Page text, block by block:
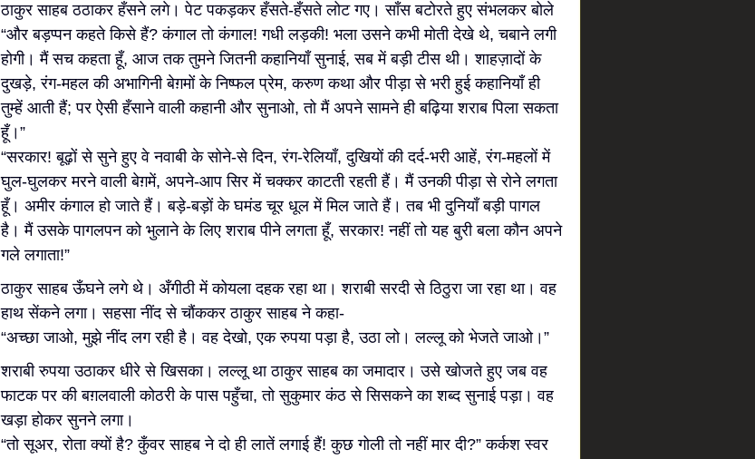
ठाकुर साहब ठठाकर हँसने लगे। पेट पकड़कर हँसते-हँसते लोट गए। साँस बटोरते हुए संभलकर बोले
“और बड़प्पन कहते किसे हैं? कंगाल तो कंगाल! गधी लड़की! भला उसने कभी मोती देखे थे, चबाने लगी
होगी। मैं सच कहता हूँ, आज तक तुमने जितनी कहानियाँ सुनाई, सब में बड़ी टीस थी। शाहज़ादों के
दुखड़े, रंग-महल की अभागिनी बेग़मों के निष्फल प्रेम, करुण कथा और पीड़ा से भरी हुई कहानियाँ ही
तुम्हें आती हैं; पर ऐसी हँसाने वाली कहानी और सुनाओ, तो मैं अपने सामने ही बढ़िया शराब पिला सकता
हूँ।”
“सरकार! बूढ़ों से सुने हुए वे नवाबी के सोने-से दिन, रंग-रेलियाँ, दुखियों की दर्द-भरी आहें, रंग-महलों में
घुल-घुलकर मरने वाली बेग़में, अपने-आप सिर में चक्कर काटती रहती हैं। मैं उनकी पीड़ा से रोने लगता
हूँ। अमीर कंगाल हो जाते हैं। बड़े-बड़ों के घमंड चूर धूल में मिल जाते हैं। तब भी दुनियाँ बड़ी पागल
है। मैं उसके पागलपन को भुलाने के लिए शराब पीने लगता हूँ, सरकार! नहीं तो यह बुरी बला कौन अपने
गले लगाता!”
ठाकुर साहब ऊँघने लगे थे। अँगीठी में कोयला दहक रहा था। शराबी सरदी से ठिठुरा जा रहा था। वह
हाथ सेंकने लगा। सहसा नींद से चौंककर ठाकुर साहब ने कहा-
“अच्छा जाओ, मुझे नींद लग रही है। वह देखो, एक रुपया पड़ा है, उठा लो। लल्लू को भेजते जाओ।”
शराबी रुपया उठाकर धीरे से खिसका। लल्लू था ठाकुर साहब का जमादार। उसे खोजते हुए जब वह
फाटक पर की बग़लवाली कोठरी के पास पहुँचा, तो सुकुमार कंठ से सिसकने का शब्द सुनाई पड़ा। वह
खड़ा होकर सुनने लगा।
“तो सूअर, रोता क्यों है? कुँवर साहब ने दो ही लातें लगाई हैं! कुछ गोली तो नहीं मार दी?” कर्कश स्वर